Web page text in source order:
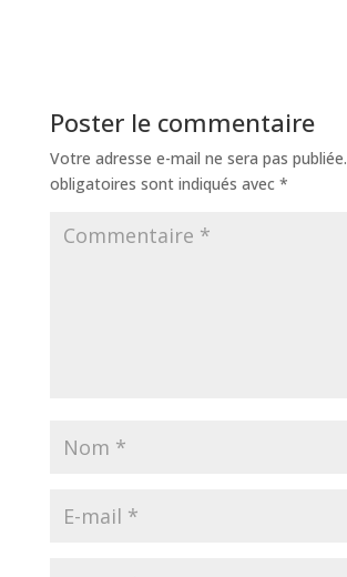
Poster le commentaire
Votre adresse e-mail ne sera pas publiée.
obligatoires sont indiqués avec *